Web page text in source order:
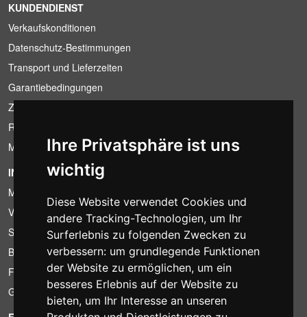
Ihre Privatsphäre ist uns
wichtig
Diese Website verwendet Cookies und
andere Tracking-Technologien, um Ihr
Surferlebnis zu folgenden Zwecken zu
verbessern: um grundlegende Funktionen
der Website zu ermöglichen, um ein
besseres Erlebnis auf der Website zu
bieten, um Ihr Interesse an unseren
KUNDENDIENST
Verkaufskonditionen
Datenschutz-Bestimmungen
Transport und Lieferzeiten
Garantiebedingungen
Zahlungsbedingungen
Ruecktrittsrecht
MwSt-Bedingungen
INFORMATION
Mietbedingungen
Verkaufsangebote
Sparpakete
Billiger gefunden?
Finanzierung
Gebrauchtartikel